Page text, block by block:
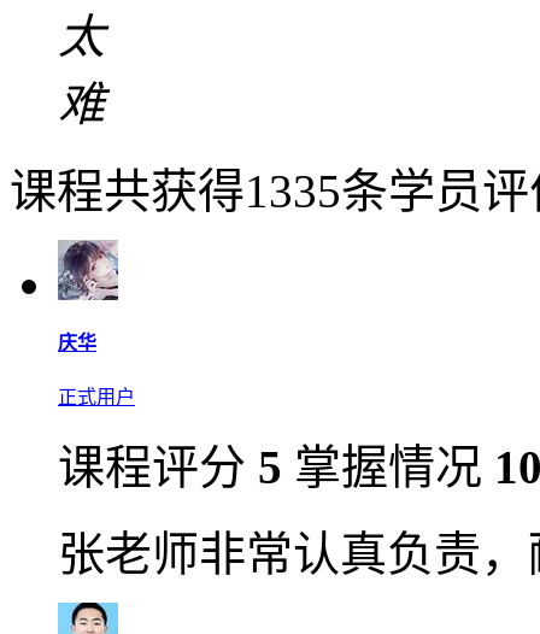
太
难
课程共获得1335条学员
庆华
正式用户
课程评分 5 掌握情况
张老师非常认真负责